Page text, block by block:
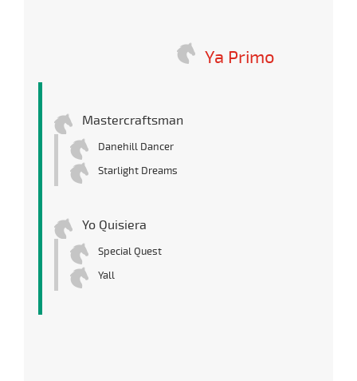
Ya Primo
Mastercraftsman
Danehill Dancer
Starlight Dreams
Yo Quisiera
Special Quest
Yall